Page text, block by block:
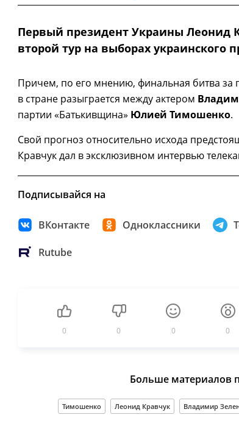
Первый президент Украины Леонид
второй тур на выборах украинского
Причем, по его мнению, финальная битва за
в стране разыграется между актером
партии «Батькивщина» Юлией Тимошенко.
Свой прогноз относительно исхода
Кравчук дал в эксклюзивном интервью
Подписывайся на
ВКонтакте Одноклассники
Rutube
0 0 0 0
Больше материалов
Тимошенко Леонид Кравчук Владимир